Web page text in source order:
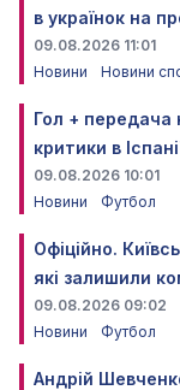
в українок на
09.08.2026 11:01
Новини
Новини
Гол + передача
критики в
09.08.2026 10:01
Новини
Футбол
Офіційно.
які залишили
09.08.2026 09:02
Новини
Футбол
Андрій